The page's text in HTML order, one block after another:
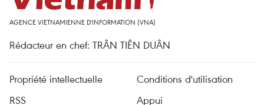
AGENCE VIETNAMIENNE D'INFORMATION (VNA)
Rédacteur en chef: TRÂN TIÊN DUÂN
Propriété intellectuelle
Conditions d'utilisation
RSS
Appui